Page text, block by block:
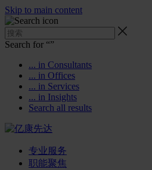
Skip to main content
Search for “”
... in Consultants
... in Offices
... in Services
... in Insights
Search all results
专业服务
职能聚焦